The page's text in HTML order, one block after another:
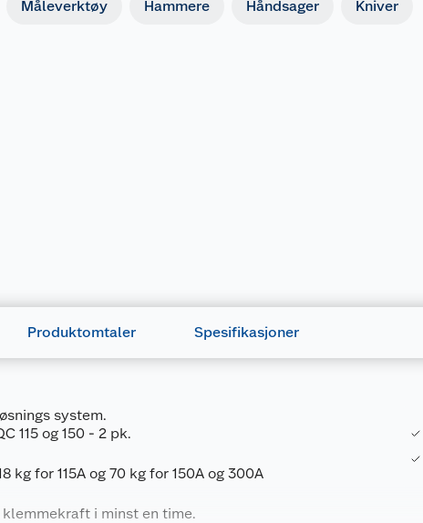
Måleverktøy Hammere Håndsager Kniver
Produktomtaler Spesifikasjoner
system.
115 og 150 - 2 pk.
kg for 115A og 70 kg for 150A og 300A
i minst en time.